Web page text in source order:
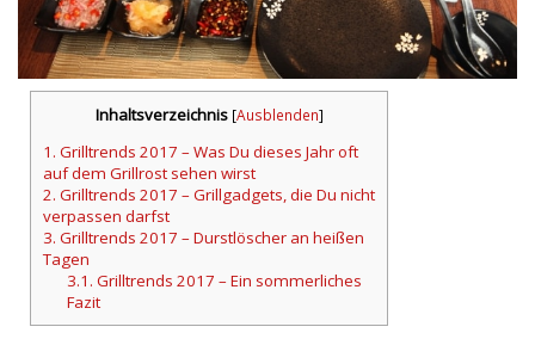
Inhaltsverzeichnis [Ausblenden]
1. Grilltrends 2017 – Was Du dieses Jahr oft
auf dem Grillrost sehen wirst
2. Grilltrends 2017 – Grillgadgets, die Du nicht
verpassen darfst
3. Grilltrends 2017 – Durstlöscher an heißen
Tagen
3.1. Grilltrends 2017 – Ein sommerliches
Fazit